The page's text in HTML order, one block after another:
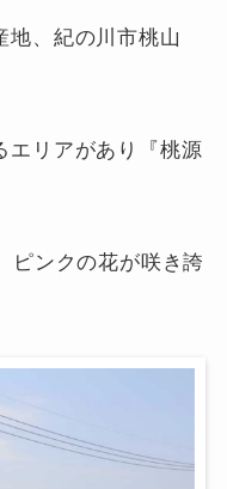
地、紀の川市桃山
エリアがあり『桃源
ピンクの花が咲き誇